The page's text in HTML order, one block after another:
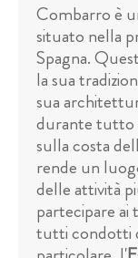
Combarro è
situato nella
Spagna.
la sua
sua
durante tutto
sulla costa
rende un
delle attività
partecipare
tutti condotti